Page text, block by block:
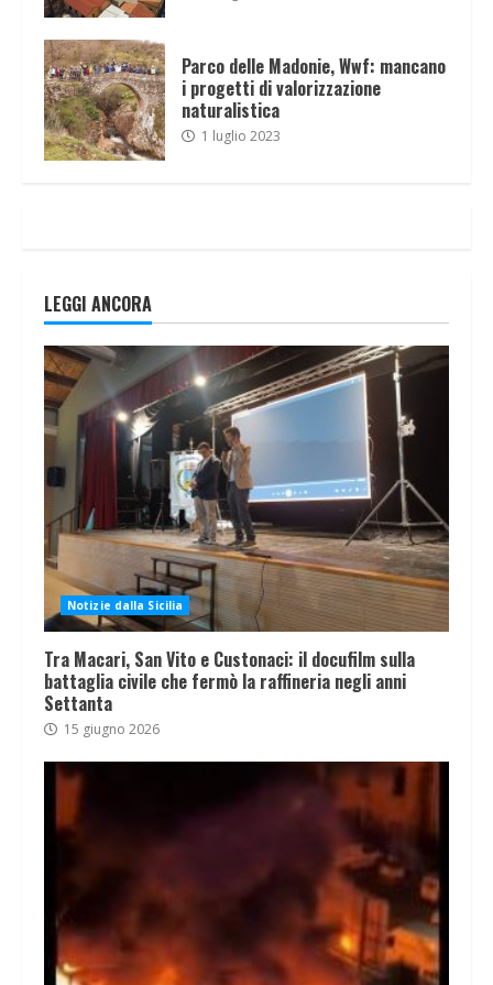
Parco delle Madonie, Wwf: mancano
i progetti di valorizzazione
naturalistica
1 luglio 2023
LEGGI ANCORA
Notizie dalla Sicilia
Tra Macari, San Vito e Custonaci: il docufilm sulla
battaglia civile che fermò la raffineria negli anni
Settanta
15 giugno 2026